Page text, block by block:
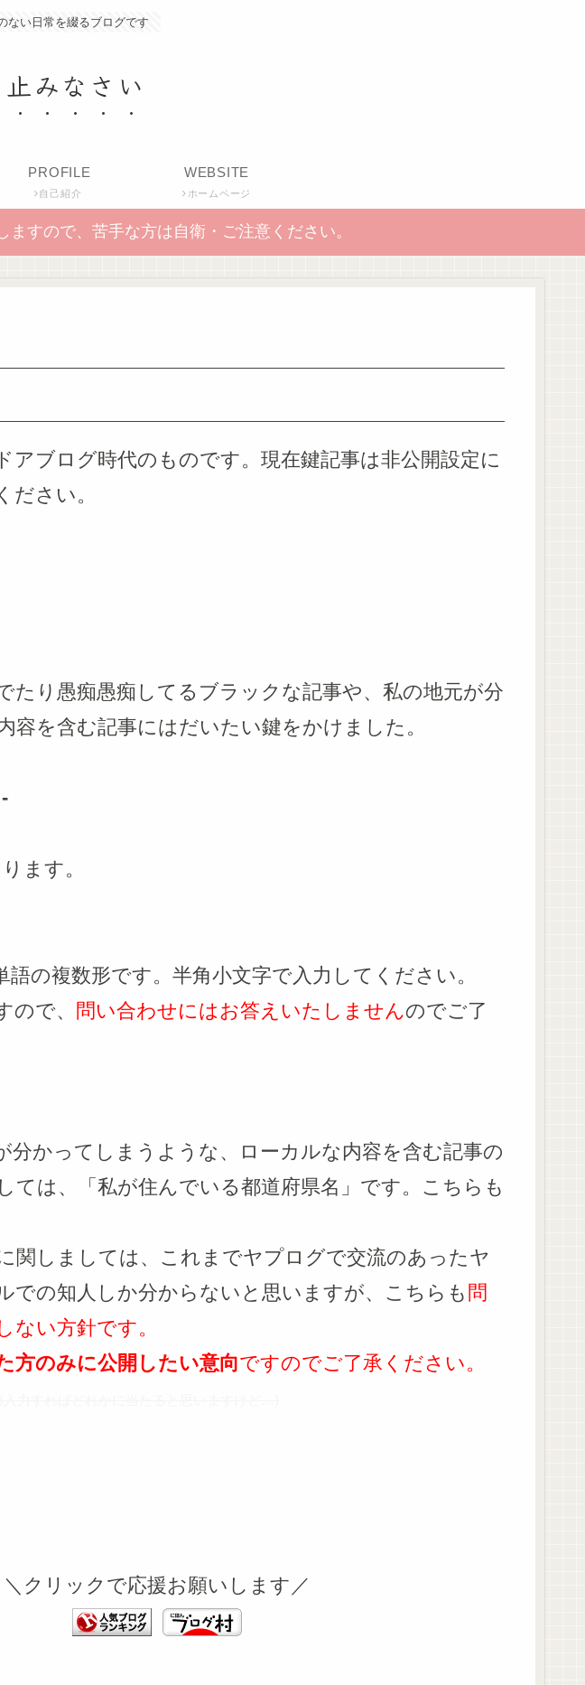
ない日常を綴るブログです
みなさい
PROFILE
自己紹介
WEBSITE
ホームページ
すので、苦手な方は自衛・ご注意ください。
ブログ時代のものです。現在鍵記事は非公開設定に
ださい。
たり愚痴愚痴してるブラックな記事や、私の地元が分
容を含む記事にはだいたい鍵をかけました。
ます。
語の複数形です。半角小文字で入力してください。
ので、
問い合わせにはお答えいたしませんのでご了
分かってしまうような、ローカルな内容を含む記事の
ては、「私が住んでいる都道府県名」です。こちらも
関しましては、これまでヤプログで交流のあったヤ
での知人しか分からないと思いますが、こちらも 問
ない方針です。
方のみに公開したい意向ですのでご了承ください。
＼クリックで応援お願いします／